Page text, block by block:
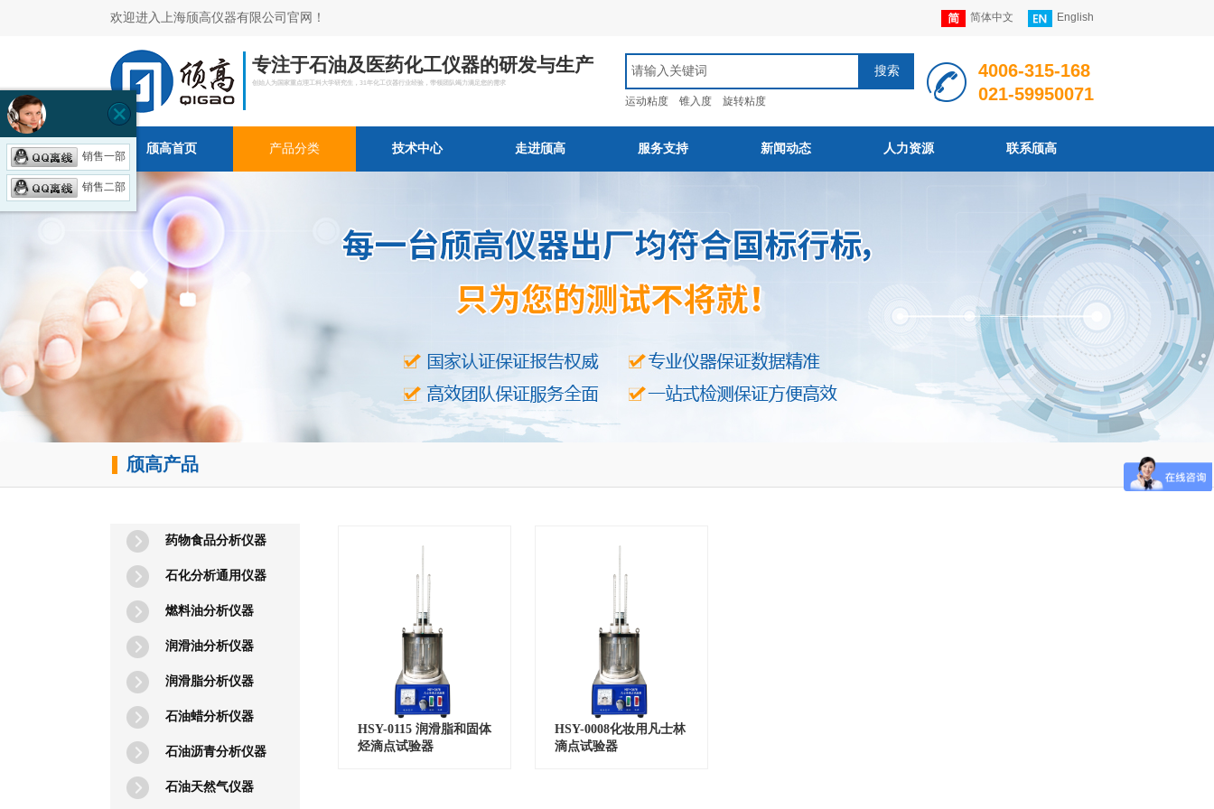
欢迎进入上海颀高仪器有限公司官网！ 简体中文 English
021-59950071
4006-315-168
搜索
运动粘度 锥入度 旋转粘度
专注于石油及医药化工仪器的研发与生产
创始人为国家重点理工科大学研究生，31年化工仪器行业经验，带领团队竭力满足您的需求
颀高首页 产品分类 技术中心 走进颀高 服务支持 新闻动态 人力资源 联系颀高
颀高产品
HSY-0115 润滑脂和固体
烃滴点试验器
HSY-0008化妆用凡士林
滴点试验器
药物食品分析仪器
石化分析通用仪器
燃料油分析仪器
润滑油分析仪器
润滑脂分析仪器
石油蜡分析仪器
石油沥青分析仪器
石油天然气仪器
销售一部
销售二部